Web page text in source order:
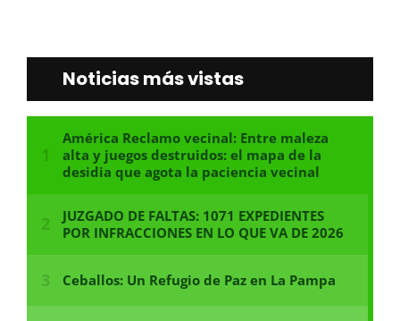
Noticias más vistas